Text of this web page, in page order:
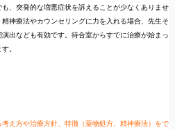
、突発的な増悪症状を訴えることが少なくありませ
神療法やカウンセリングに力を入れる場合、先生そ
出なども有効です。待合室からすでに治療が始まっ
。
え方や治療方針、特徴（薬物処方、精神療法）をで